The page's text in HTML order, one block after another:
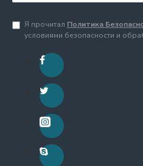
Я прочитал Политика
условиями безопасности и